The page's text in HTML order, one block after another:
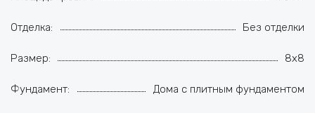
Отделка: Без отделки
Размер: 8x8
Фундамент: Дома с плитным фундаментом